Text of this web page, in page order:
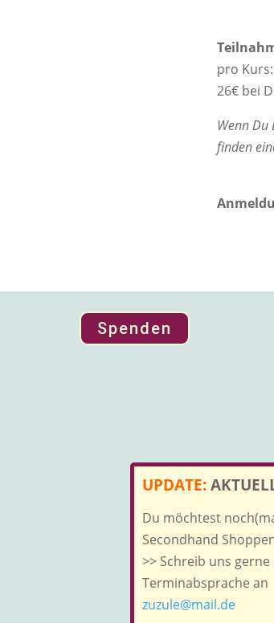
pro
26€ bei
Wenn Du
finden
Spenden
UPDATE:
Du möchtest
Secondhand
>> Schreib uns
Terminabsprache an
zuzule@mail.de